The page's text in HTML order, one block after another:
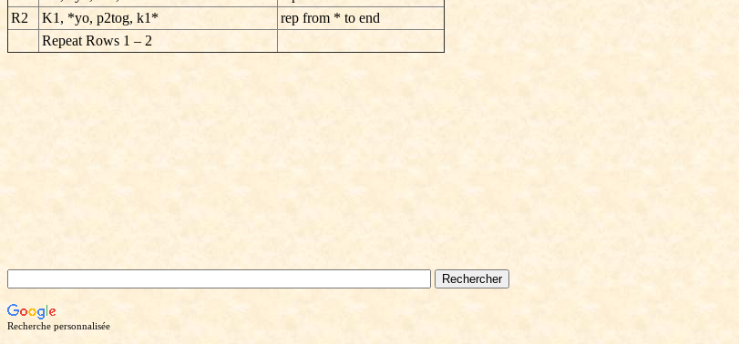
R2
K1, *yo, p2tog, k1*
rep from * to end
Repeat Rows 1 – 2
Recherche personnalisée